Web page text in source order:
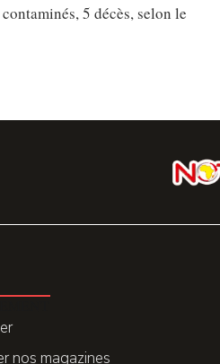
contaminés, 5 décès, selon le
nos magazines